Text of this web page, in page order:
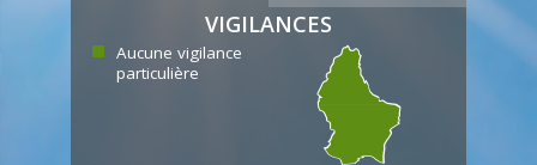
VIGILANCES
Aucune vigilance
particulière